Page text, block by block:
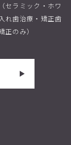
セラミック・ホワ
れ歯治療・矯正歯
のみ）